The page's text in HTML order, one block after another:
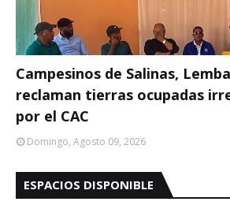
Campesinos de Salinas,
reclaman tierras ocupadas
por el CAC
Domingo, Agosto 09, 2026
ESPACIOS DISPONIBLE